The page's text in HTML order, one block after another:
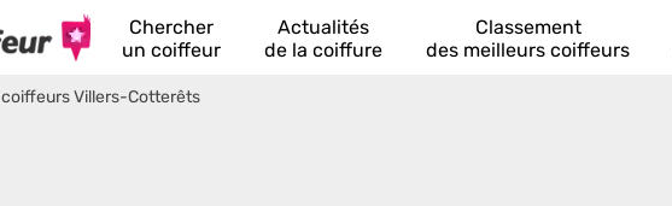
Chercher
un coiffeur
Actualités
de la coiffure
Classement
des meilleurs coiffeurs
coiffeurs Villers-Cotterêts